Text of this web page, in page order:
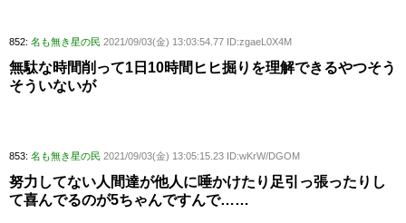
852: 名も無き星の民 2021/09/03(金) 13:03:54.77 ID:zgaeL0X4M
無駄な時間削って1日10時間ヒヒ掘りを理解できるやつそう
そういないが
853: 名も無き星の民 2021/09/03(金) 13:05:15.23 ID:wKrW/DGOM
努力してない人間達が他人に唾かけたり足引っ張ったりし
て喜んでるのが5ちゃんですんで……